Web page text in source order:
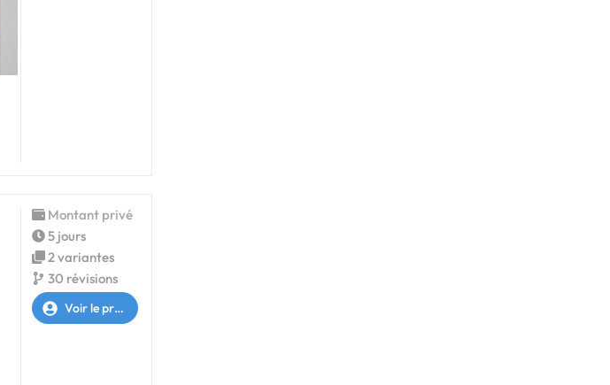
Montant privé
5 jours
2 variantes
30 révisions
Voir le profil